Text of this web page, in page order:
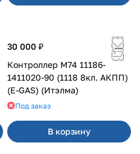
30 000 ₽
Контроллер М74 11186-
1411020-90 (1118 8кл. АКПП)
(E-GAS) (Итэлма)
Под заказ
В корзину